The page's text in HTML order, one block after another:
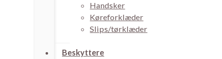
Handsker
Køreforklæder
Slips/tørklæder
Beskyttere